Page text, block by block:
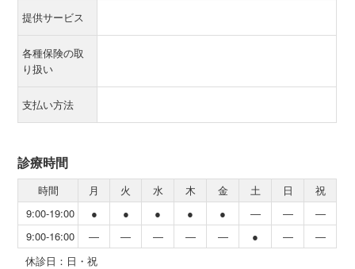
提供サービス
各種保険の取
り扱い
支払い方法
診療時間
時間 月 火 水 木 金 土 日
祝
9:00-19:00
● ● ● ● ● ― ―
―
9:00-16:00
― ― ― ― ― ● ―
―
休診日：日・祝